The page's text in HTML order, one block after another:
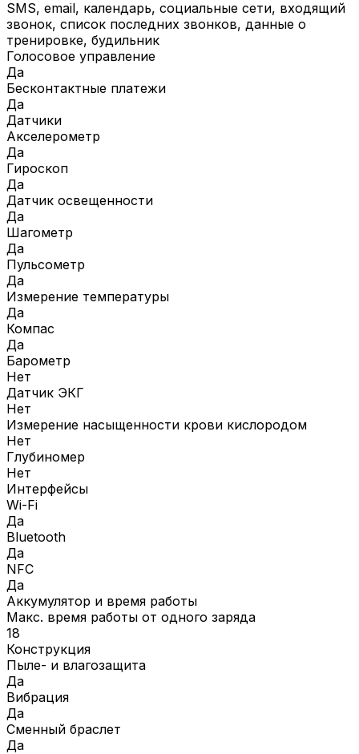
SMS, email, календарь, социальные сети, входящий
звонок, список последних звонков, данные о
тренировке, будильник
Голосовое управление
Да
Бесконтактные платежи
Да
Датчики
Акселерометр
Да
Гироскоп
Да
Датчик освещенности
Да
Шагометр
Да
Пульсометр
Да
Измерение температуры
Да
Компас
Да
Барометр
Нет
Датчик ЭКГ
Нет
Измерение насыщенности крови кислородом
Нет
Глубиномер
Нет
Интерфейсы
Wi-Fi
Да
Bluetooth
Да
NFC
Да
Аккумулятор и время работы
Макс. время работы от одного заряда
18
Конструкция
Пыле- и влагозащита
Да
Вибрация
Да
Сменный браслет
Да